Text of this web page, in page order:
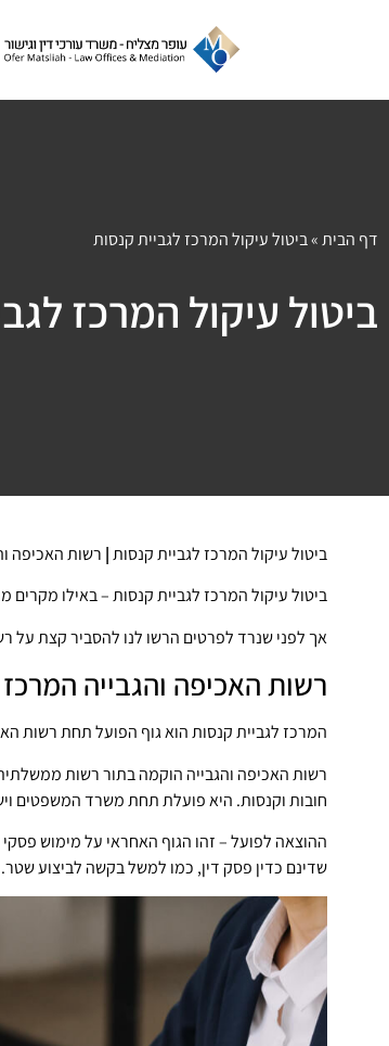
דף הבית»ביטול עיקול המרכז לגביית קנסות
ביטול עיקול המרכז
ביטול עיקול המרכז לגביית קנסות| רשות האכיפה
ביטול עיקול המרכז לגביית קנסות – באילו מקרים
אך לפני שנרד לפרטים הרשו לנו להסביר קצת על
רשות האכיפה והגבייה
המרכז לגביית קנסות הוא גוף הפועל תחת רשות
רשות האכיפה והגבייה הוקמה בתור רשות
חובות וקנסות. היא פועלת תחת משרד המשפטים
ההוצאה לפועל – זהו הגוף האחראי על מימוש פסקי
שדינם כדין פסק דין, כמו למשל בקשה לביצוע שטר.